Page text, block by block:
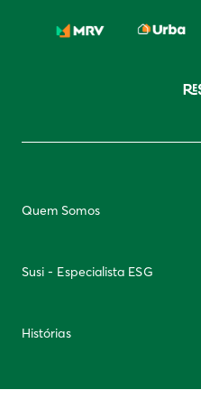
Quem Somos
Susi - Especialista ESG
Histórias
Newsletter